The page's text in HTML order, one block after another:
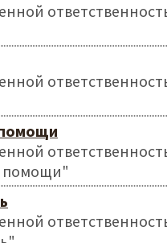
помощи"